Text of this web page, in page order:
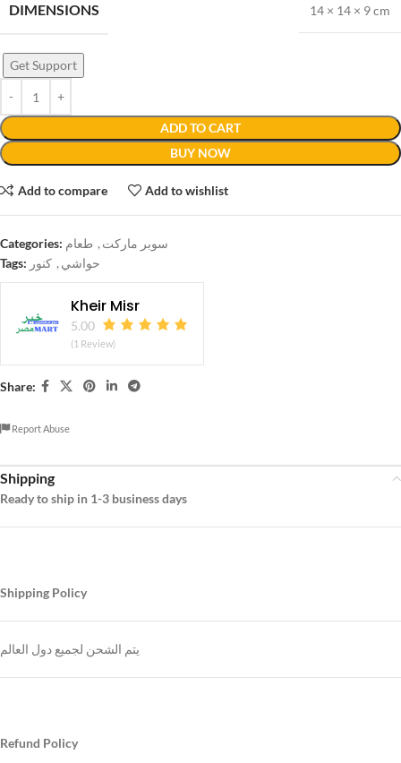
DIMENSIONS 14 × 14 × 9 cm
ADD TO CART
BUY NOW
Get Support
Add to compare Add to wishlist
Categories: سوبر ماركت , طعام
Tags:
حواشي , كنور
Kheir Misr
5.00
(1 Review)
Share:
Report Abuse
Shipping
Ready to ship in 1-3 business days
Shipping Policy
يتم الشحن لجميع دول العالم
Refund Policy